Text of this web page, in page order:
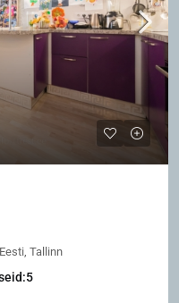
Tallinn
5